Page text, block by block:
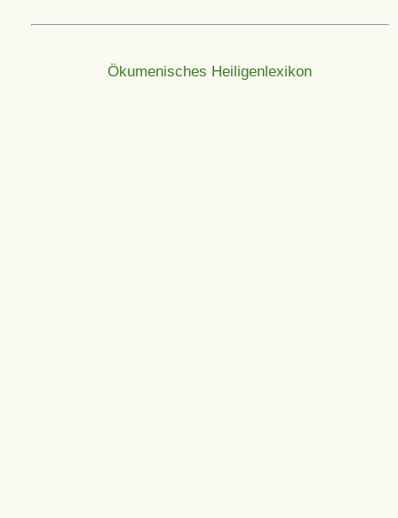
Ökumenisches Heiligenlexikon